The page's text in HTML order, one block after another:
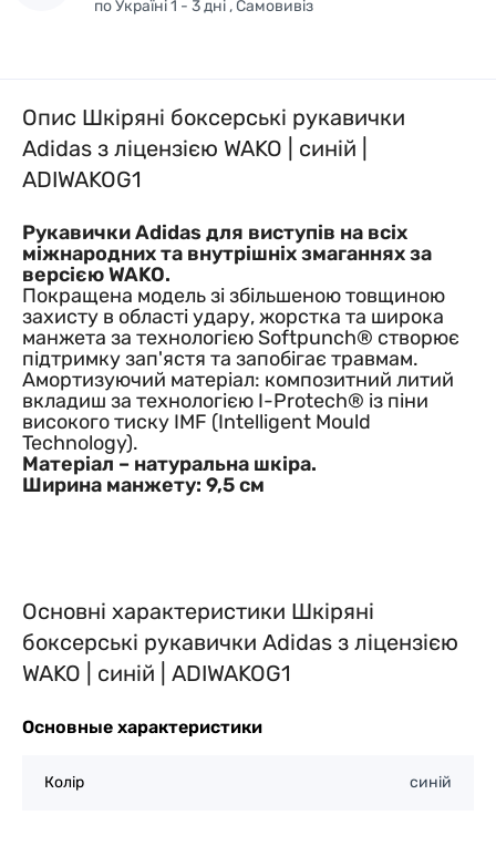
по Україні 1 - 3 дні , Самовивіз
Опис Шкіряні боксерські рукавички
Adidas з ліцензією WAKO | синій |
ADIWAKOG1
Рукавички Adidas для виступів на всіх
міжнародних та внутрішніх змаганнях за
версією WAKO.
Покращена модель зі збільшеною товщиною
захисту в області удару, жорстка та широка
манжета за технологією Softpunch® створює
підтримку зап'ястя та запобігає травмам.
Амортизуючий матеріал: композитний литий
вкладиш за технологією I-Protech® із піни
високого тиску IMF (Intelligent Mould
Technology).
Матеріал – натуральна шкіра.
Ширина манжету: 9,5 см
Основні характеристики Шкіряні
боксерські рукавички Adidas з ліцензією
WAKO | синій | ADIWAKOG1
Основные характеристики
Колір синій